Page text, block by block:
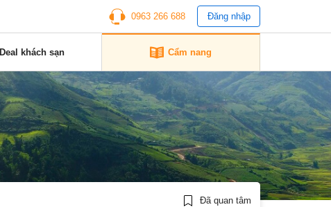
0963 266 688 Đăng nhập
Deal khách sạn Cẩm nang
Đã quan tâm